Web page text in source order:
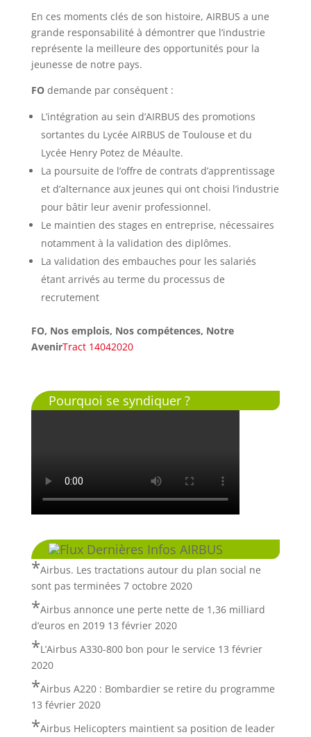
En ces moments clés de son histoire, AIRBUS a une
grande responsabilité à démontrer que l’industrie
représente la meilleure des opportunités pour la
jeunesse de notre pays.
FOdemande par conséquent :
L’intégration au sein d’AIRBUS des promotions
sortantes du Lycée AIRBUS de Toulouse et du
Lycée Henry Potez de Méaulte.
La poursuite de l’offre de contrats d’apprentissage
et d’alternance aux jeunes qui ont choisi l’industrie
pour bâtir leur avenir professionnel.
Le maintien des stages en entreprise, nécessaires
notamment à la validation des diplômes.
La validation des embauches pour les salariés
étant arrivés au terme du processus de
recrutement
FO, Nos emplois, Nos compétences, Notre
AvenirTract 14042020
Pourquoi se syndiquer ?
Dernières Infos AIRBUS
Airbus. Les tractations autour du plan social ne
sont pas terminées 7 octobre 2020
Airbus annonce une perte nette de 1,36 milliard
d’euros en 2019 13 février 2020
L’Airbus A330-800 bon pour le service 13 février
2020
Airbus A220 : Bombardier se retire du programme
13 février 2020
Airbus Helicopters maintient sa position de leader